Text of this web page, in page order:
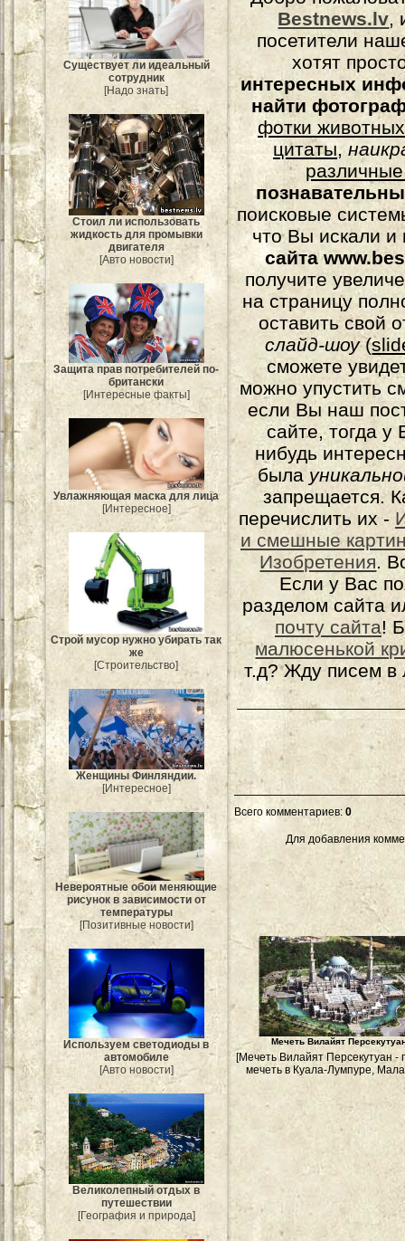
Существует ли идеальный
сотрудник
[Надо знать]
Стоил ли использовать
жидкость для промывки
двигателя
[Авто новости]
Защита прав потребителей по-
британски
[Интересные факты]
Увлажняющая маска для лица
[Интересное]
Строй мусор нужно убирать так
же
[Строительство]
Женщины Финляндии.
[Интересное]
Невероятные обои меняющие
рисунок в зависимости от
температуры
[Позитивные новости]
Используем светодиоды в
автомобиле
[Авто новости]
Великолепный отдых в
путешествии
[География и природа]
Bestnews.lv,
посетители
хотят
интересных
найти
фотки животных
цитаты,
поисковые
что Вы искали и
сайта
получите
на страницу
оставить свой
слайд-шоу(
сможете
можно упустить
если Вы наш
сайте, тогда у
нибудь
была
запрещается.
перечислить их -
и смешные
Изобретения.
Если у Вас
разделом сайта
почту сайта!
малюсенькой
т.д? Жду писем в
Всего комментариев: 0
Для добавления
Мечеть Вилайят
[Мечеть Вилайят Персекутуан -
мечеть в Куала-Лумпуре,